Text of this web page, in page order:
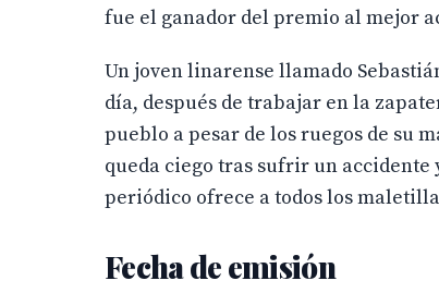
fue el ganador del premio al mejor
Un joven linarense llamado
día, después de trabajar en la
pueblo a pesar de los ruegos de su
queda ciego tras sufrir un
periódico ofrece a todos los
Fecha de emisión